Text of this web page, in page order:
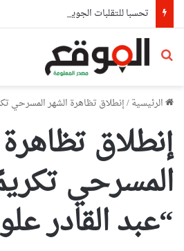
بحث عن
الرئيسية/إنطلاق تظاهرة الشهر المسرحي
إنطلاق
المسرحي
“عبد القادر